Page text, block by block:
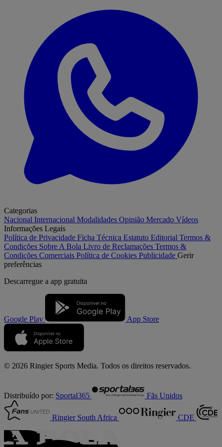
Categorias
Nacional Internacional Modalidades Opinião Mercado Vídeos
Informações Legais
Política de Privacidade Ficha Técnica Estatuto Editorial Termos &
Condições Sobre A Bola Livro de Reclamações Termos &
Condições Comerciais Política de Cookies Publicidade Gerir
preferências
Descarregue a app gratuita
Google Play App Store
© 2026 Ringier Sports Media. Todos os direitos reservados.
Distribuído por: Sportal365 Fãs Unidos
Ringier South Africa CDE